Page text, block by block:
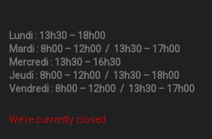
Lundi : 13h30 – 18h00
Mardi : 8h00 – 12h00 / 13h30 – 17h00
Mercredi : 13h30 – 16h30
Jeudi : 8h00 – 12h00 / 13h30 – 18h00
Vendredi : 8h00 – 12h00 / 13h30 – 17h00
We're currently closed.